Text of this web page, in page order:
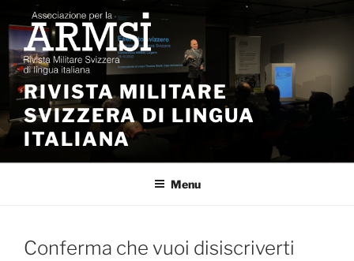
contenuto
RIVISTA MILITARE
SVIZZERA DI LINGUA
ITALIANA
Menu
Conferma che vuoi disiscriverti